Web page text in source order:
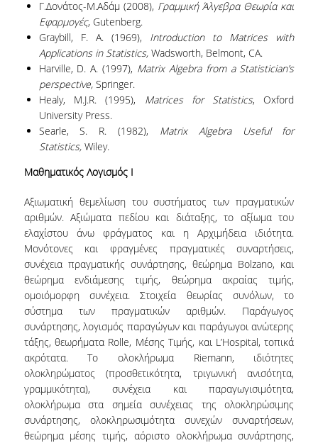
MSC IN SPORTS ANALYTICS
ΜSC IN DATA SCIENCE
DOUBLE DEGREES
EUROPEAN MSC IN OFFICIAL
STATISTICS
ΔΡΑΣΤΗΡΙΟΤΗΤΕΣ/ΣΥΝΕΡΓΑΣΙΕΣ
ΕΠΑΓΓΕΛΜΑΤΙΚΑ ΣΕΜΙΝΑΡΙΑ
WEBINARS ΜΕΛΩΝ ΔΕΠ
SHORT COURSES
ERASMUS
DOUBLE DEGREE ΜΕ
UNIVERSITA DI PAVIA
DOUBLE M.SC. DEGREE IN
STATISTICS & FINANCIAL
ANALYTICS
ΣΥΝΕΡΓΑΣΙΕΣ
Γ.Δονάτος-Μ.Αδάμ (2008), Γραμμική Άλγεβρα Θεωρία και
Εφαρμογές, Gutenberg.
Graybill, F. A. (1969), Introduction to Matrices with
Applications in Statistics,Wadsworth, Belmont, CA.
Harville, D. A. (1997), Matrix Algebra from a Statistician’s
perspective,Springer.
Healy, M.J.R. (1995), Matrices for Statistics, Oxford
University Press.
Searle, S. R. (1982), Matrix Algebra Useful for
Statistics,Wiley.
Μαθηματικός Λογισμός Ι
Αξιωματική θεμελίωση του συστήματος των πραγματικών
αριθμών. Αξιώματα πεδίου και διάταξης, το αξίωμα του
ελαχίστου άνω φράγματος και η Αρχιμήδεια ιδιότητα.
Μονότονες και φραγμένες πραγματικές συναρτήσεις,
συνέχεια πραγματικής συνάρτησης, θεώρημα Bolzano, και
θεώρημα ενδιάμεσης τιμής, θεώρημα ακραίας τιμής,
ομοιόμορφη συνέχεια. Στοιχεία θεωρίας συνόλων, το
σύστημα των πραγματικών αριθμών. Παράγωγος
συνάρτησης, λογισμός παραγώγων και παράγωγοι ανώτερης
τάξης, θεωρήματα Rolle, Μέσης Τιμής, και L’Hospital, τοπικά
ακρότατα. Το ολοκλήρωμα Riemann, ιδιότητες
ολοκληρώματος (προσθετικότητα, τριγωνική ανισότητα,
γραμμικότητα), συνέχεια και παραγωγισιμότητα,
ολοκλήρωμα στα σημεία συνέχειας της ολοκληρώσιμης
συνάρτησης, ολοκληρωσιμότητα συνεχών συναρτήσεων,
θεώρημα μέσης τιμής, αόριστο ολοκλήρωμα συνάρτησης,